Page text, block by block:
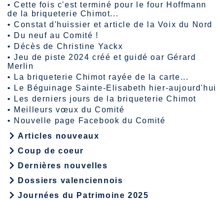
•Cette fois c'est terminé pour le four Hoffmann
de la briqueterie Chimot...
•Constat d'huissier et article de la Voix du Nord
• Du neuf au Comité !
• Décès de Christine Yackx
•Jeu de piste 2024 créé et guidé oar Gérard
Merlin
•
La briqueterie Chimot rayée de la carte...
•
Le Béguinage Sainte-Elisabeth hier-aujourd'hui
•
Les derniers jours de la briqueterie Chimot
• Meilleurs vœux du Comité
• Nouvelle page Facebook du Comité
Articles nouveaux
Coup de coeur
Dernières nouvelles
Dossiers valenciennois
Journées du Patrimoine 2025